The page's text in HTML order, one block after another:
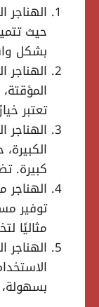
الهناجر
حيث
بشكل
الهناجر
تعتبر
كبيرة.
توفير
مثاليًا
الهناجر